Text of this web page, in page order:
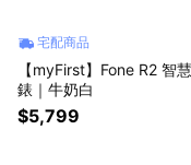
宅配商品
【myFirst】Fone R2 智
錶｜牛奶白
$5,799